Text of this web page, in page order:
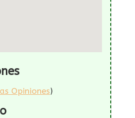
Opiniones)